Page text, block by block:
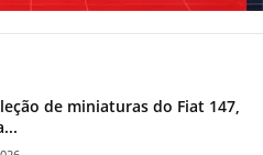
de miniaturas do Fiat 147,